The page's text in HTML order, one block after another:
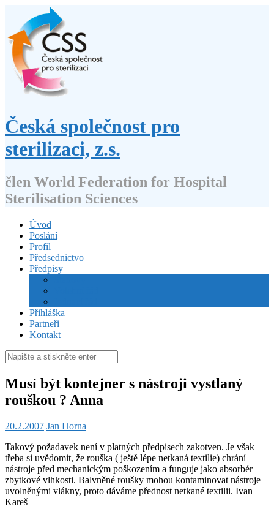
obsahu
webu
Česká společnost pro
sterilizaci, z.s.
člen World Federation for Hospital
Sterilisation Sciences
Úvod
Poslání
Profil
Předsednictvo
Předpisy
Přihláška
Partneři
Kontakt
Hledat:
Musí být kontejner s nástroji vystlaný
rouškou ? Anna
20.2.2007 Jan Horna
Takový požadavek není v platných předpisech zakotven. Je však
třeba si uvědomit, že rouška ( ještě lépe netkaná textilie) chrání
nástroje před mechanickým poškozením a funguje jako absorbér
zbytkové vlhkosti. Balvněné roušky mohou kontaminovat nástroje
uvolněnými vlákny, proto dáváme přednost netkané textilii. Ivan
Kareš